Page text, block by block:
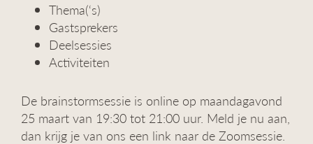
Thema(‘s)
Gastsprekers
Deelsessies
Activiteiten
De brainstormsessie is online op maandagavond
25 maart van 19:30 tot 21:00 uur. Meld je nu aan,
dan krijg je van ons een link naar de Zoomsessie.